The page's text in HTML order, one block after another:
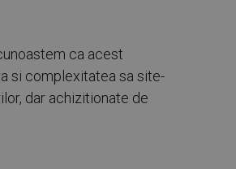
ca acest
si complexitatea sa site-
dar achizitionate de